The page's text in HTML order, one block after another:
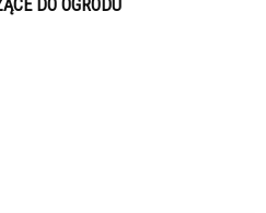
DO OGRODU